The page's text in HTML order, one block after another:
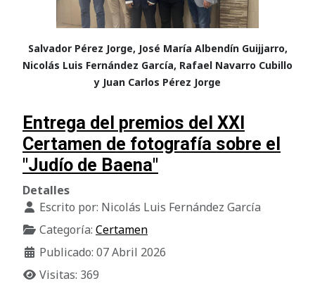
Salvador Pérez Jorge, José María Albendín Guijjarro,
Nicolás Luis Fernández García, Rafael Navarro Cubillo
y Juan Carlos Pérez Jorge
Entrega del premios del XXI
Certamen de fotografía sobre el
"Judío de Baena"
Detalles
Escrito por: Nicolás Luis Fernández García
Categoría: Certamen
Publicado: 07 Abril 2026
Visitas: 369